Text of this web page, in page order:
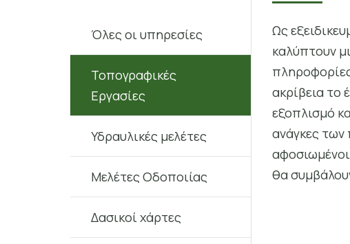
Όλες οι υπηρεσίες
Τοπογραφικές
Εργασίες
Υδραυλικές μελέτες
Μελέτες Οδοποιίας
Δασικοί χάρτες
Ως
καλύπτουν
ακρίβεια το
εξοπλισμό
ανάγκες των
θα